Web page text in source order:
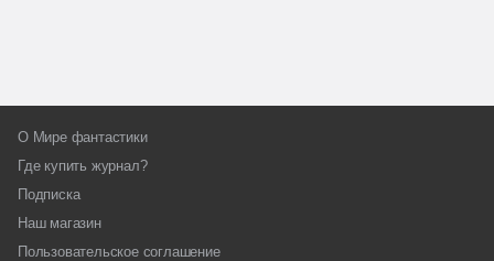
О Мире фантастики
Где купить журнал?
Подписка
Наш магазин
Пользовательское соглашение